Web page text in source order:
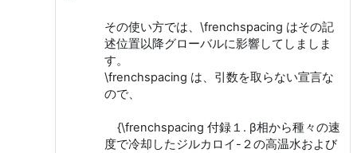
その使い方では、\frenchspacing はその記
述位置以降グローバルに影響してしましま
す。
\frenchspacing は、引数を取らない宣言な
ので、
{\frenchspacing 付録１. β相から種々の速
度で冷却したジルカロイ-２の高温水および